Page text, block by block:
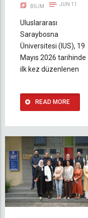
BILIM JUN 11
Uluslararası
Saraybosna
Üniversitesi (IUS), 19
Mayıs 2026 tarihinde
ilk kez düzenlenen
READ MORE